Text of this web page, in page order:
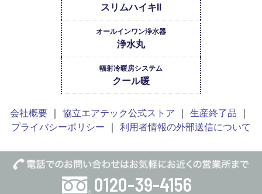
スリムハイキⅡ
オールインワン浄水器
浄水丸
輻射冷暖房システム
クール暖
会社概要 協立エアテック公式ストア
生産終了品
プライバシーポリシー
利用者情報の外部送信について
0120-39-4156